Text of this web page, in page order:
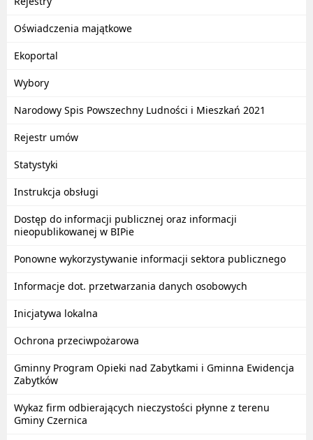
Oświadczenia majątkowe
Ekoportal
Wybory
Narodowy Spis Powszechny Ludności i Mieszkań 2021
Rejestr umów
Statystyki
Instrukcja obsługi
Dostęp do informacji publicznej oraz informacji
nieopublikowanej w BIPie
Ponowne wykorzystywanie informacji sektora publicznego
Informacje dot. przetwarzania danych osobowych
Inicjatywa lokalna
Ochrona przeciwpożarowa
Gminny Program Opieki nad Zabytkami i Gminna Ewidencja
Zabytków
Wykaz firm odbierających nieczystości płynne z terenu
Gminy Czernica